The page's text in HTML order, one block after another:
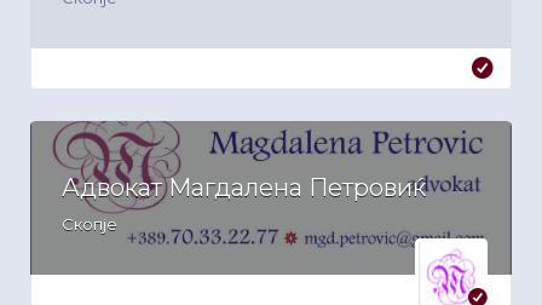
Адвокат Магдалена Петровиќ
Скопје